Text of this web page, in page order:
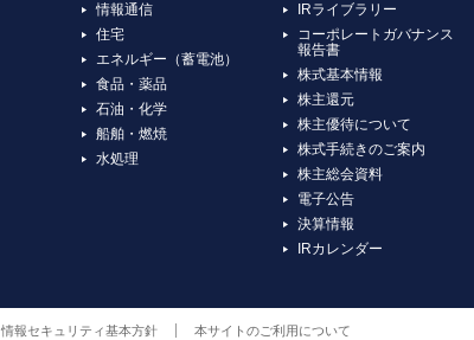
情報通信
住宅
エネルギー（蓄電池）
食品・薬品
石油・化学
船舶・燃焼
水処理
IRライブラリー
コーポレートガバナンス
報告書
株式基本情報
株主還元
株主優待について
株式手続きのご案内
株主総会資料
電子公告
決算情報
IRカレンダー
情報セキュリティ基本方針 本サイトのご利用について